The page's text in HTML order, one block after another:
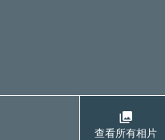
查看所有相片